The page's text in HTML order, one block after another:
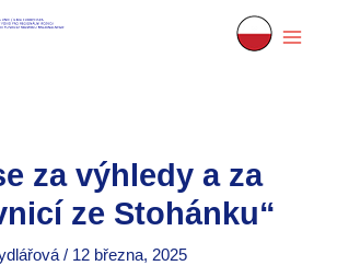
za výhledy a za
ze Stohánku“
/ 12 března, 2025